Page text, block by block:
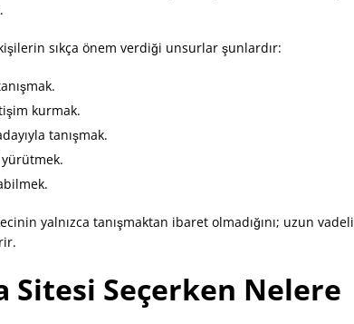
sıkça önem verdiği unsurlar şunlardır:
kurmak.
tanışmak.
yalnızca tanışmaktan ibaret olmadığını; uzun vadeli
Sitesi Seçerken Nelere